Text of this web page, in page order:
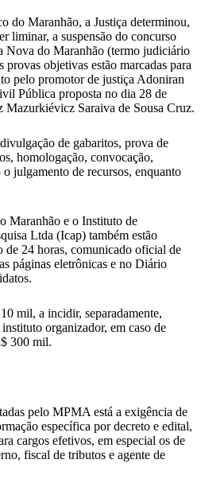
do Maranhão, a Justiça determinou,
liminar, a suspensão do concurso
do Maranhão (termo judiciário
objetivas estão marcadas para
pelo promotor de justiça Adoniran
Pública proposta no dia 28 de
Mazurkiévicz Saraiva de Sousa Cruz.
de gabaritos, prova de
homologação, convocação,
julgamento de recursos, enquanto
Maranhão e o Instituto de
Ltda (Icap) também estão
de 24 horas, comunicado oficial de
páginas eletrônicas e no Diário
mil, a incidir, separadamente,
organizador, em caso de
300 mil.
pelo MPMA está a exigência de
específica por decreto e edital,
cargos efetivos, em especial os de
fiscal de tributos e agente de